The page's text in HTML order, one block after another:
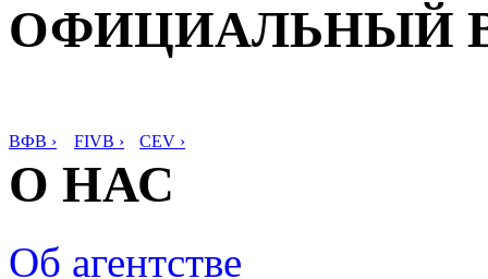
ОФИЦИАЛЬНЫЙ
ВФВ › FIVB › CEV ›
О НАС
Об агентстве